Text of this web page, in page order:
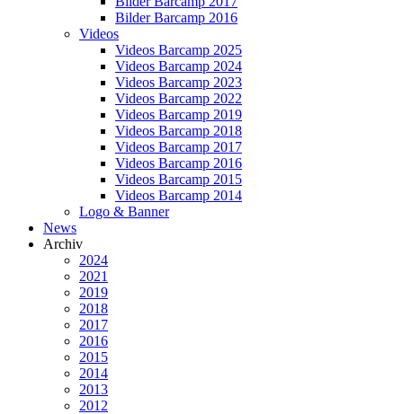
Bilder Barcamp 2016
Videos
Videos Barcamp 2025
Videos Barcamp 2024
Videos Barcamp 2023
Videos Barcamp 2022
Videos Barcamp 2019
Videos Barcamp 2018
Videos Barcamp 2017
Videos Barcamp 2016
Videos Barcamp 2015
Videos Barcamp 2014
Logo & Banner
News
Archiv
2024
2021
2019
2018
2017
2016
2015
2014
2013
2012